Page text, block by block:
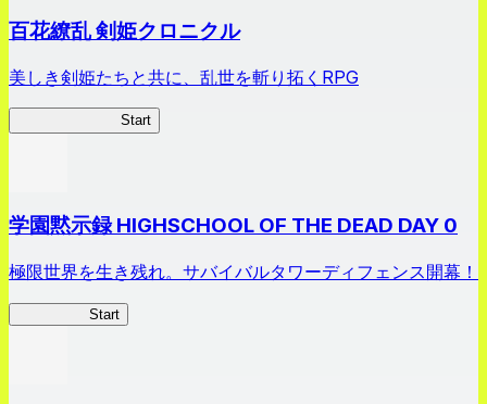
百花繚乱 剣姫クロニクル
美しき剣姫たちと共に、乱世を斬り拓くRPG
Start
学園黙示録 HIGHSCHOOL OF THE DEAD DAY 0
極限世界を生き残れ。サバイバルタワーディフェンス開幕！
Start